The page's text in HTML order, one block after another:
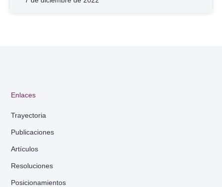
Enlaces
Trayectoria
Publicaciones
Artículos
Resoluciones
Posicionamientos